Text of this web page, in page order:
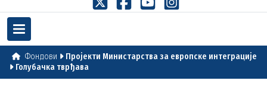
Фондови
Пројекти Министарства за европске интеграције
Голубачка тврђава